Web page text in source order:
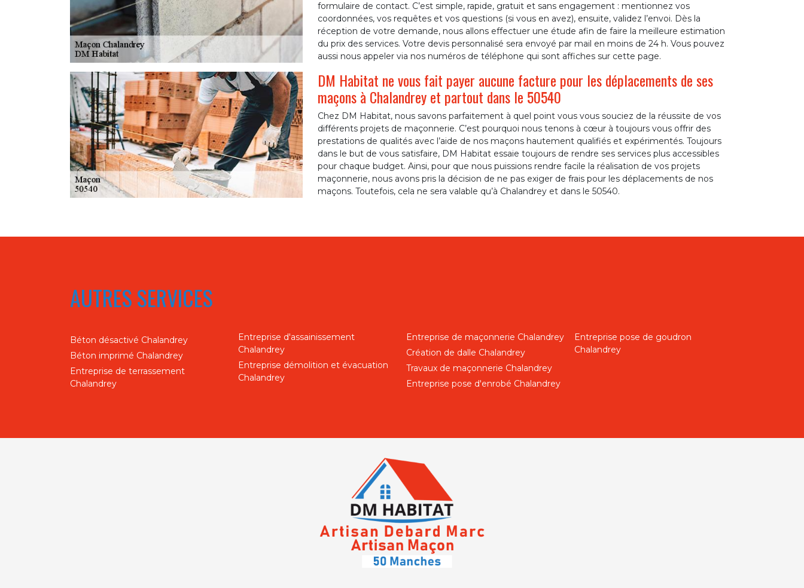
formulaire de contact. C’est simple, rapide, gratuit et sans engagement : mentionnez vos
coordonnées, vos requêtes et vos questions (si vous en avez), ensuite, validez l’envoi. Dès la
réception de votre demande, nous allons effectuer une étude afin de faire la meilleure estimation
du prix des services. Votre devis personnalisé sera envoyé par mail en moins de 24 h. Vous pouvez
aussi nous appeler via nos numéros de téléphone qui sont affiches sur cette page.
DM Habitat ne vous fait payer aucune facture pour les déplacements de ses
maçons à Chalandrey et partout dans le 50540
Chez DM Habitat, nous savons parfaitement à quel point vous vous souciez de la réussite de vos
différents projets de maçonnerie. C’est pourquoi nous tenons à cœur à toujours vous offrir des
prestations de qualités avec l’aide de nos maçons hautement qualifiés et expérimentés. Toujours
dans le but de vous satisfaire, DM Habitat essaie toujours de rendre ses services plus accessibles
pour chaque budget. Ainsi, pour que nous puissions rendre facile la réalisation de vos projets
maçonnerie, nous avons pris la décision de ne pas exiger de frais pour les déplacements de nos
maçons. Toutefois, cela ne sera valable qu’à Chalandrey et dans le 50540.
AUTRES SERVICES
Béton désactivé Chalandrey
Béton imprimé Chalandrey
Entreprise de terrassement
Chalandrey
Entreprise d'assainissement
Chalandrey
Entreprise démolition et évacuation
Chalandrey
Entreprise de maçonnerie Chalandrey
Création de dalle Chalandrey
Travaux de maçonnerie Chalandrey
Entreprise pose d'enrobé Chalandrey
Entreprise pose de goudron
Chalandrey